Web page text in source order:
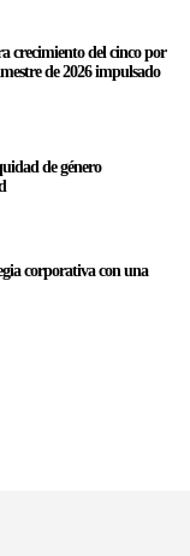
crecimiento del cinco por
de 2026 impulsado
de género
corporativa con una